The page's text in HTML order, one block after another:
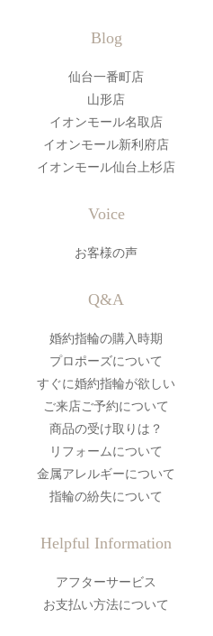
Blog
仙台一番町店
山形店
イオンモール名取店
イオンモール新利府店
イオンモール仙台上杉店
Voice
お客様の声
Q&A
婚約指輪の購入時期
プロポーズについて
すぐに婚約指輪が欲しい
ご来店ご予約について
商品の受け取りは？
リフォームについて
金属アレルギーについて
指輪の紛失について
Helpful Information
アフターサービス
お支払い方法について